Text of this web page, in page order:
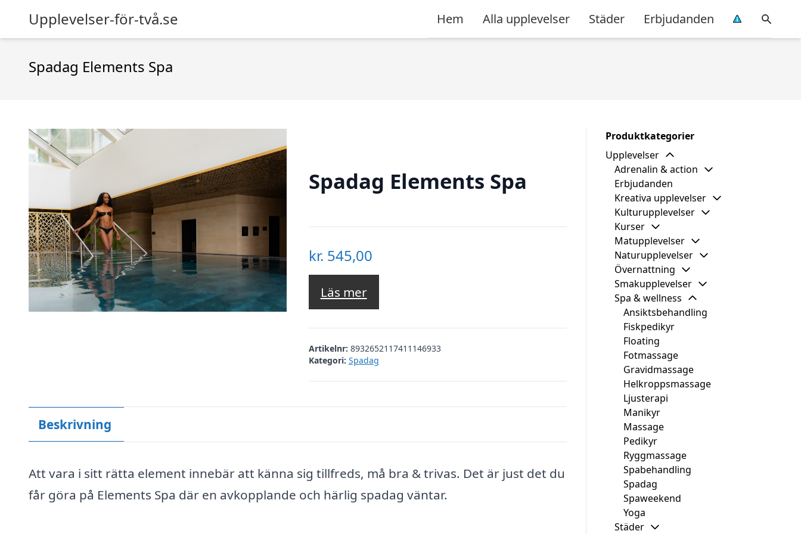
Upplevelser-för-två.se Hem Alla upplevelser Städer Erbjudanden
Spadag Elements Spa
Spadag Elements Spa
kr. 545,00
Läs mer
Artikelnr: 8932652117411146933
Kategori: Spadag
Beskrivning
Att vara i sitt rätta element innebär att känna sig tillfreds, må bra & trivas. Det är just det du
får göra på Elements Spa där en avkopplande och härlig spadag väntar.
Produktkategorier
Upplevelser
Adrenalin & action
Erbjudanden
Kreativa upplevelser
Kulturupplevelser
Kurser
Matupplevelser
Naturupplevelser
Övernattning
Smakupplevelser
Spa & wellness
Ansiktsbehandling
Fiskpedikyr
Floating
Fotmassage
Gravidmassage
Helkroppsmassage
Ljusterapi
Manikyr
Massage
Pedikyr
Ryggmassage
Spabehandling
Spadag
Spaweekend
Yoga
Städer